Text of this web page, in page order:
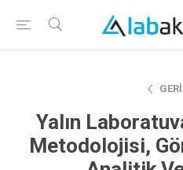
Yalın
Metodolojisi,